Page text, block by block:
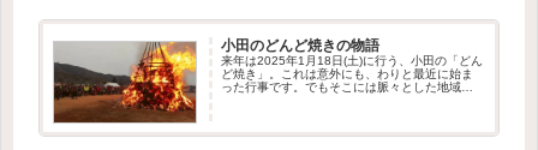
小田のどんど焼きの物語
来年は2025年1月18日(土)に行う、小田の「どん
ど焼き」。これは意外にも、わりと最近に始ま
った行事です。でもそこには脈々とした地域の